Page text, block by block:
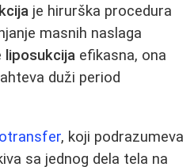
je hirurška procedura
masnih naslaga
liposukcija efikasna, ona
duži period
, koji podrazumeva
sa jednog dela tela na